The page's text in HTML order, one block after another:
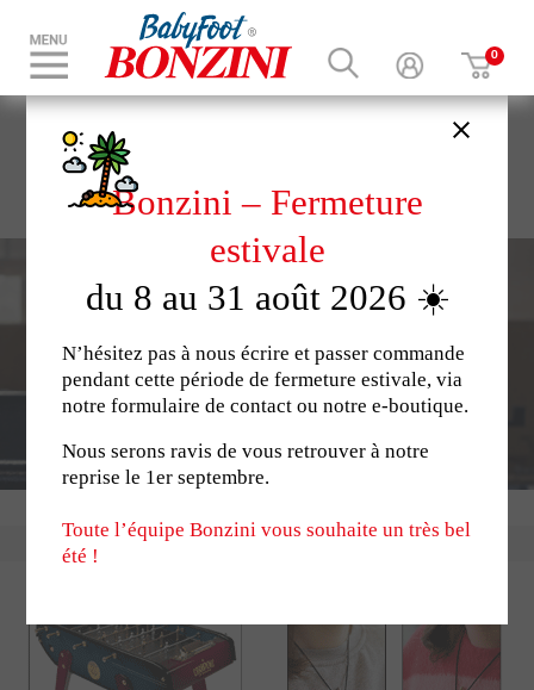
L'authentique Babyfoot
Fabricant français depuis 1927
Bonzini – Fermeture
estivale
du 8 au 31 août 2026 ☀️
N’hésitez pas à nous écrire et passer commande
pendant cette période de fermeture estivale, via
notre formulaire de contact ou notre e-boutique.
Nous serons ravis de vous retrouver à notre
reprise le 1er septembre.
Toute l’équipe Bonzini vous souhaite un très bel
été !